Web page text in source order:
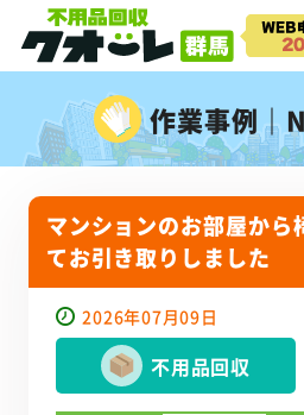
作業事例
マンションのお部屋から
てお引き取りしました
2026年07月09日
不用品回収